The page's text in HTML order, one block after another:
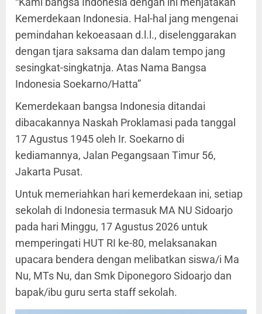
Kemerdekaan Indonesia. Hal-hal jang mengenai
pemindahan kekoeasaan d.l.l., diselenggarakan
dengan tjara saksama dan dalam tempo jang
sesingkat-singkatnja. Atas Nama Bangsa
Indonesia Soekarno/Hatta”
Kemerdekaan bangsa Indonesia ditandai
dibacakannya Naskah Proklamasi pada tanggal
17 Agustus 1945 oleh Ir. Soekarno di
kediamannya, Jalan Pegangsaan Timur 56,
Jakarta Pusat.
Untuk memeriahkan hari kemerdekaan ini, setiap
sekolah di Indonesia termasuk MA NU Sidoarjo
pada hari Minggu, 17 Agustus 2026 untuk
memperingati HUT RI ke-80, melaksanakan
upacara bendera dengan melibatkan siswa/i Ma
Nu, MTs Nu, dan Smk Diponegoro Sidoarjo dan
bapak/ibu guru serta staff sekolah.